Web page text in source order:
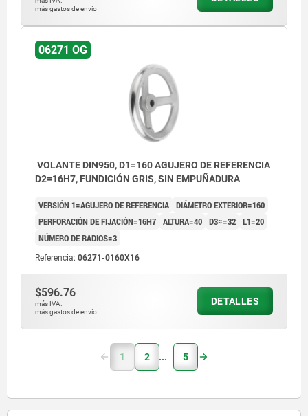
más gastos de envío
06271 OG
VOLANTE DIN950, D1=160 AGUJERO DE REFERENCIA
D2=16H7, FUNDICIÓN GRIS, SIN EMPUÑADURA
VERSIÓN 1=AGUJERO DE REFERENCIA DIÁMETRO EXTERIOR=160
PERFORACIÓN DE FIJACIÓN=16H7 ALTURA=40 D3≈=32 L1=20
NÚMERO DE RADIOS=3
Referencia: 06271-0160X16
$596.76
más IVA.
más gastos de envío
DETALLES
1 2 5